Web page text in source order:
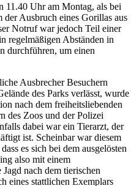
11.40 Uhr am Montag, als bei
Ausbruch eines Gorillas aus
Notruf war jedoch Teil einer
regelmäßigen Abständen in
durchführen, um einen
Ausbrecher Besuchern
des Parks verlässt, wurde
nach dem freiheitsliebenden
des Zoos und der Polizei
dabei war ein Tierarzt, der
ist. Scheinbar war diesem
es sich bei dem ausgelösten
also mit einem
nach dem tierischen
eines stattlichen Exemplars